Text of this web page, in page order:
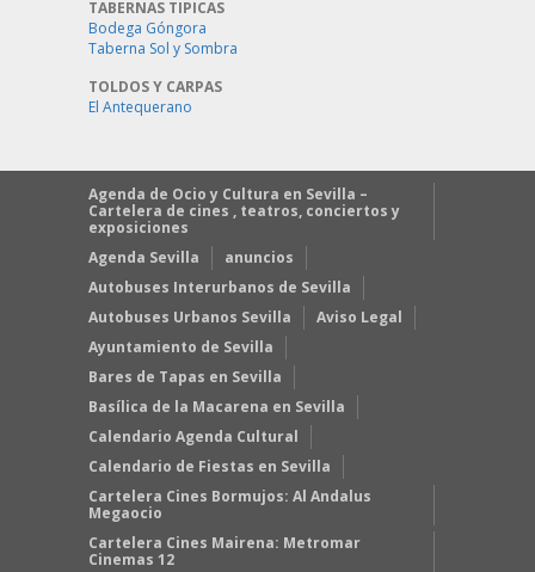
TABERNAS TIPICAS
Bodega Góngora
Taberna Sol y Sombra
TOLDOS Y CARPAS
El Antequerano
Agenda de Ocio y Cultura en Sevilla –
Cartelera de cines , teatros, conciertos y
exposiciones
Agenda Sevilla
anuncios
Autobuses Interurbanos de Sevilla
Autobuses Urbanos Sevilla
Aviso Legal
Ayuntamiento de Sevilla
Bares de Tapas en Sevilla
Basílica de la Macarena en Sevilla
Calendario Agenda Cultural
Calendario de Fiestas en Sevilla
Cartelera Cines Bormujos: Al Andalus
Megaocio
Cartelera Cines Mairena: Metromar
Cinemas 12